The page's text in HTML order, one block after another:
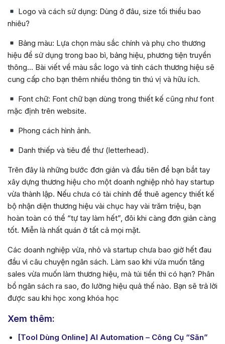
Logo và cách sử dụng: Dùng ở đâu, size tối thiểu bao
nhiêu?
Bảng màu: Lựa chọn màu sắc chính và phụ cho thương
hiệu để sử dụng trong bao bì, bảng hiệu, phương tiện truyền
thông… Bài viết về màu sắc logo và tính cách thương hiệu sẽ
cung cấp cho bạn thêm nhiều thông tin thú vị và hữu ích.
Font chữ: Font chữ bạn dùng trong thiết kế cũng như font
mặc định trên website.
Phong cách hình ảnh.
Danh thiếp và tiêu đề thư (letterhead).
Trên đây là những bước đơn giản và đầu tiên để bạn bắt tay
xây dựng thương hiệu cho một doanh nghiệp nhỏ hay startup
vừa thành lập. Nếu chưa có tài chính để thuê agency thiết kế
bộ nhận diện thương hiệu vài chục hay vài trăm triệu, bạn
hoàn toàn có thể “tự tay làm hết”, đôi khi càng đơn giản càng
tốt. Miễn là nhất quán ở tất cả mọi mặt.
Các doanh nghiệp vừa, nhỏ và startup chưa bao giờ hết đau
đầu vì câu chuyện ngân sách. Làm sao khi vừa muốn tăng
sales vừa muốn làm thương hiệu, mà túi tiền thì có hạn? Phân
bổ ngân sách ra sao, đo lường hiệu quả thế nào. Bạn sẽ trả lời
được sau khi học xong khóa học
Xem thêm:
[Tool Dùng Online] AI Automation – Công Cụ “Săn”